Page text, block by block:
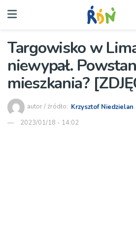
Targowisko w
niewypał.
mieszkania?
autor / źródło: Krzysztof Niedzielan
2023/01/18 - 14:02